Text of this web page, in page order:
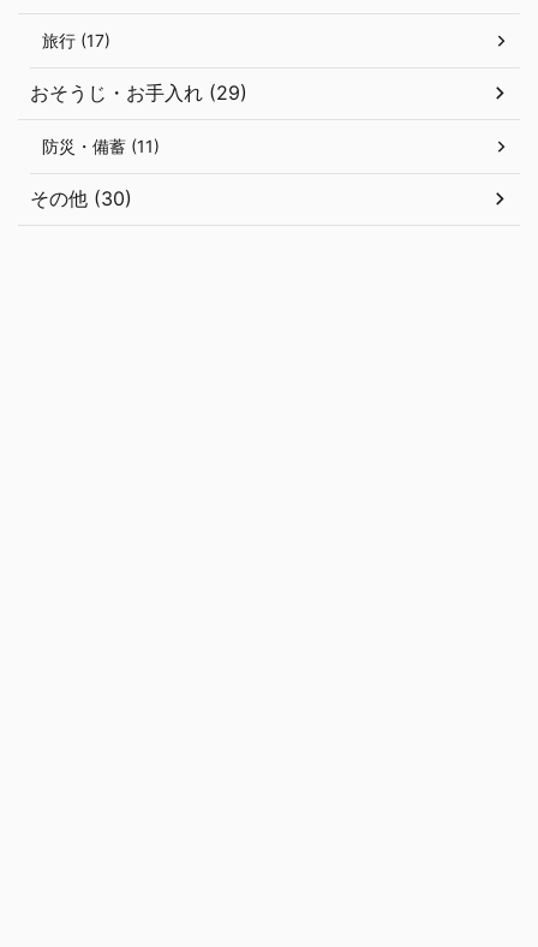
旅行 (17)
おそうじ・お手入れ (29)
防災・備蓄 (11)
その他 (30)